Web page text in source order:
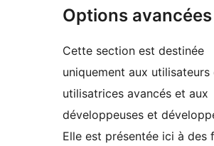
Options avancées
Cette section est destinée
uniquement aux utilisateurs
utilisatrices avancés et aux
développeuses et
Elle est présentée ici à des